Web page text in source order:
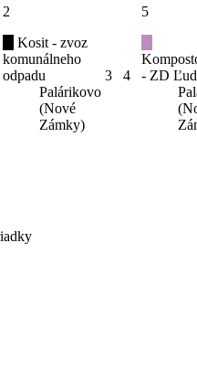
2
Kosit - zvoz
komunálneho
odpadu
Palárikovo
(Nové
Zámky)
3 4
5
- ZD